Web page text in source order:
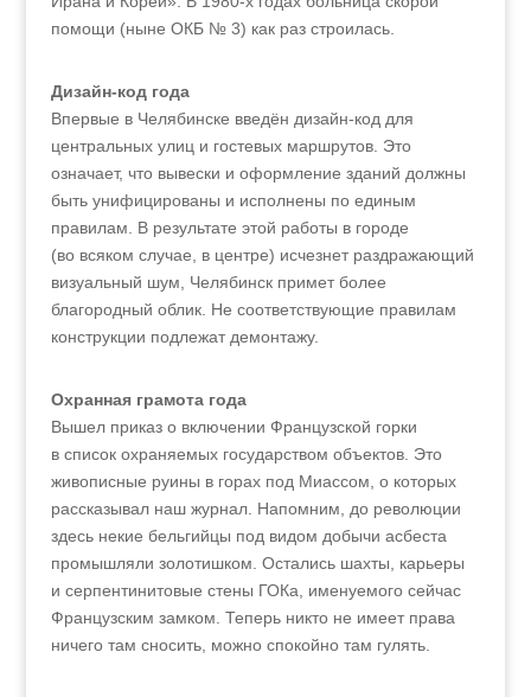
помощи (ныне ОКБ № 3) как раз строилась.
Дизайн-код года
Впервые в Челябинске введён дизайн-код для
центральных улиц и гостевых маршрутов. Это
означает, что вывески и оформление зданий должны
быть унифицированы и исполнены по единым
правилам. В результате этой работы в городе
(во всяком случае, в центре) исчезнет раздражающий
визуальный шум, Челябинск примет более
благородный облик. Не соответствующие правилам
конструкции подлежат демонтажу.
Охранная грамота года
Вышел приказ о включении Французской горки
в список охраняемых государством объектов. Это
живописные руины в горах под Миассом, о которых
рассказывал наш журнал. Напомним, до революции
здесь некие бельгийцы под видом добычи асбеста
промышляли золотишком. Остались шахты, карьеры
и серпентинитовые стены ГОКа, именуемого сейчас
Французским замком. Теперь никто не имеет права
ничего там сносить, можно спокойно там гулять.